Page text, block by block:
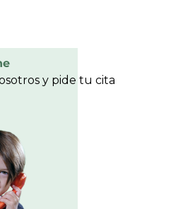
y pide tu cita